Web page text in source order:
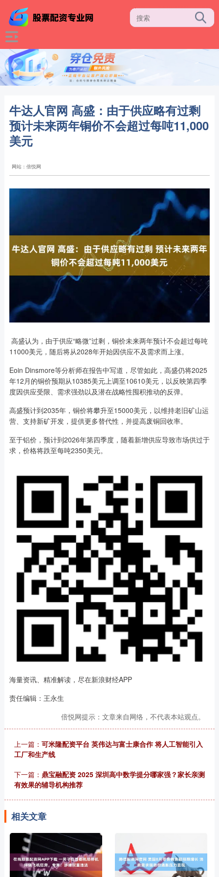
牛达人官网 高盛：由于供应略有过剩
预计未来两年铜价不会超过每吨11,000
美元
网站：倍悦网
高盛认为，由于供应“略微”过剩，铜价未来两年预计不会超过每吨
11000美元，随后将从2028年开始因供应不及需求而上涨。
Eoin Dinsmore等分析师在报告中写道，尽管如此，高盛仍将2025
年12月的铜价预期从10385美元上调至10610美元，以反映第四季
度因供应受限、需求强劲以及潜在战略性囤积推动的反弹。
高盛预计到2035年，铜价将攀升至15000美元，以维持老旧矿山运
营、支持新矿开发，提供更多替代性，并提高废铜回收率。
至于铝价，预计到2026年第四季度，随着新增供应导致市场供过于
求，价格将跌至每吨2350美元。
海量资讯、精准解读，尽在新浪财经APP
责任编辑：王永生
倍悦网提示：文章来自网络，不代表本站观点。
上一篇： 可米隆配资平台 英伟达与富士康合作 将人工智能引入
工厂和生产线
下一篇： 鼎宝融配资 2025 深圳高中数学提分哪家强？家长亲测
有效果的辅导机构推荐
相关文章